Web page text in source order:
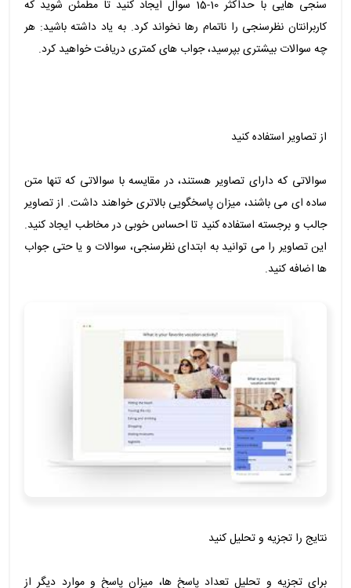
سنجی هایی با حداکثر 10-15 سوال ایجاد کنید تا مطمئن شوید که
کاربرانتان نظرسنجی را ناتمام رها نخواند کرد. به یاد داشته باشید: هر
چه سوالات بیشتری بپرسید، جواب های کمتری دریافت خواهید کرد.
از تصاویر استفاده کنید
سوالاتی که دارای تصاویر هستند، در مقایسه با سوالاتی که تنها متن
ساده ای می باشند، میزان پاسخگویی بالاتری خواهند داشت. از تصاویر
جالب و برجسته استفاده کنید تا احساس خوبی در مخاطب ایجاد کنید.
این تصاویر را می توانید به ابتدای نظرسنجی، سوالات و یا حتی جواب
ها اضافه کنید.
نتایج را تجزیه و تحلیل کنید
برای تجزیه و تحلیل تعداد پاسخ ها، میزان پاسخ و موارد دیگر از